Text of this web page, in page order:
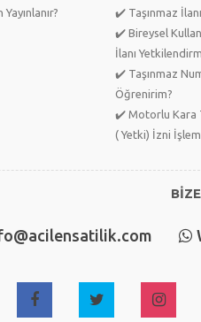
✔️ Taşınmaz
✔️ Bireysel
İlanı
✔️ Taşınmaz
Öğrenirim?
✔️ Motorlu Kara
( Yetki) İzni